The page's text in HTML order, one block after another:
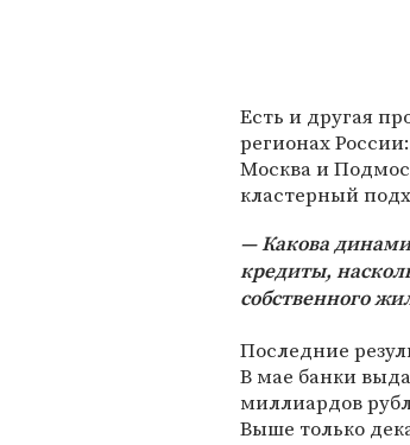
Есть и другая
регионах
Москва и
кластерный
Какова
кредиты,
собственного
Последние
В мае банки
миллиардов
Выше только